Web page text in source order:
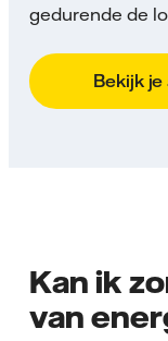
gedurende de
Bekijk je
Kan ik
van